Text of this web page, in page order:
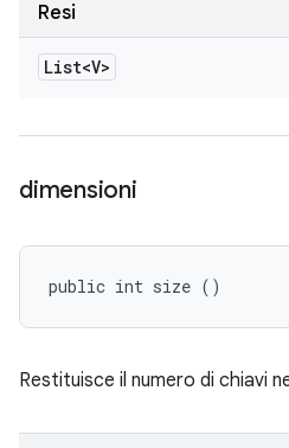
Resi
List<V>
dimensioni
public int size ()
Restituisce il numero di chiavi